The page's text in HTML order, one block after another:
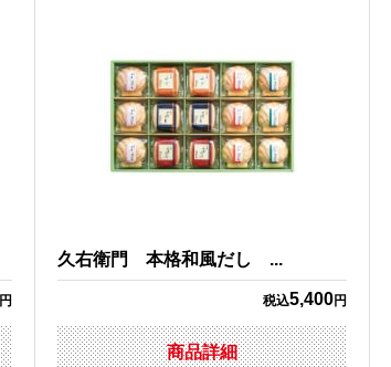
円
久右衛門 本格和風だし ...
税込5,400円
商品詳細